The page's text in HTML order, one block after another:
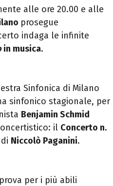
alle ore 20.00 e alle
prosegue
indaga le infinite
in musica.
Sinfonica di Milano
sinfonico stagionale, per
Benjamin Schmid
il Concerto n.
di Niccolò Paganini.
per i più abili